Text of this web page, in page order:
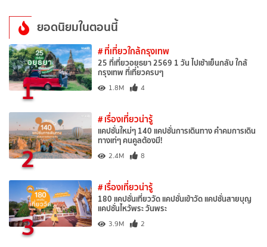
ยอดนิยมในตอนนี้
1
# ที่เที่ยวใกล้กรุงเทพ
25 ที่เที่ยวอยุธยา 2569 1 วัน ไปเช้าเย็นกลับ ใกล้
กรุงเทพ ที่เที่ยวครบๆ
1.8M 4
2
# เรื่องเที่ยวน่ารู้
แคปชั่นใหม่ๆ 140 แคปชั่นการเดินทาง คำคมการเดิน
ทางเท่ๆ คนคูลต้องมี!
2.4M 8
3
# เรื่องเที่ยวน่ารู้
180 แคปชั่นเที่ยววัด แคปชั่นเข้าวัด แคปชั่นสายบุญ
แคปชั่นไหว้พระ วันพระ
3.9M 2